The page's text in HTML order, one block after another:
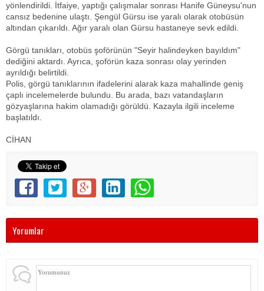
yönlendirildi. İtfaiye, yaptığı çalışmalar sonrası Hanife Güneysu'nun
cansız bedenine ulaştı. Şengül Gürsu ise yaralı olarak otobüsün
altından çıkarıldı. Ağır yaralı olan Gürsu hastaneye sevk edildi.
Görgü tanıkları, otobüs şoförünün "Seyir halindeyken bayıldım"
dediğini aktardı. Ayrıca, şoförün kaza sonrası olay yerinden
ayrıldığı belirtildi.
Polis, görgü tanıklarının ifadelerini alarak kaza mahallinde geniş
çaplı incelemelerde bulundu. Bu arada, bazı vatandaşların
gözyaşlarına hakim olamadığı görüldü. Kazayla ilgili inceleme
başlatıldı.
CİHAN
Yorumlar